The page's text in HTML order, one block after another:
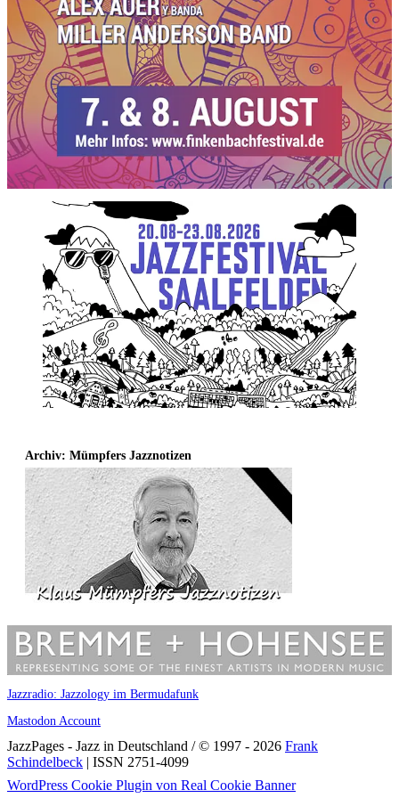
Archiv: Mümpfers Jazznotizen
Jazzradio: Jazzology im Bermudafunk
Mastodon Account
JazzPages - Jazz in Deutschland / © 1997 - 2026 Frank
Schindelbeck | ISSN 2751-4099
Scroll
WordPress Cookie Plugin von Real Cookie Banner